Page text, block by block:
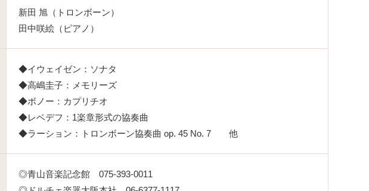
新田 旭（トロンボーン）
田中咲絵（ピアノ）
◆イウェイゼン：ソナタ
◆高嶋圭子：メモリーズ
◆ボノー：カプリチオ
◆レベデフ：1楽章形式の協奏曲
◆ラーション：トロンボーン協奏曲 op. 45 No. 7 他
◎青山音楽記念館 075-393-0011